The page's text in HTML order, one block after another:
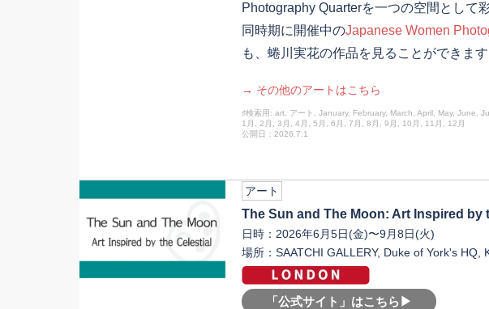
Photography Quarterを一つの空間として
同時期に開催中のJapanese Women
も、蜷川実花の作品を見ることができます
→ その他のアートはこちら
♯検索用: art, アート, January, February, March, April, May, June,
1月, 2月, 3月, 4月, 5月, 6月, 7月, 8月, 9月, 10月, 11月, 12月
公開日：2026.7.1
アート
The Sun and The Moon: Art Inspired by
日時：2026年6月5日(金)〜9月8日(火)
場所：SAATCHI GALLERY, Duke of York's HQ,
「公式サイト」はこちら▶︎